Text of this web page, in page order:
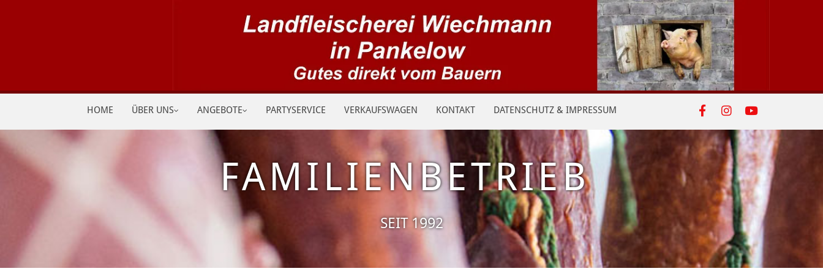
HOME ÜBER UNS ANGEBOTE PARTYSERVICE VERKAUFSWAGEN KONTAKT DATENSCHUTZ & IMPRESSUM
FAMILIENBETRIEB
SEIT 1992